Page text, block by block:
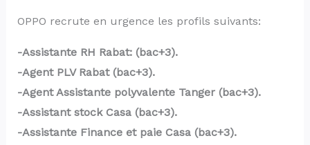
OPPO recrute en urgence les profils suivants:
-Assistante RH Rabat: (bac+3).
-Agent PLV Rabat (bac+3).
-Agent Assistante polyvalente Tanger (bac+3).
-Assistant stock Casa (bac+3).
-Assistante Finance et paie Casa (bac+3).